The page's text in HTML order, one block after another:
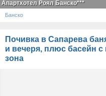
Апартхотел Роял Банско***
Банско
Почивка в Сапарева
и вечеря, плюс басейн
зона